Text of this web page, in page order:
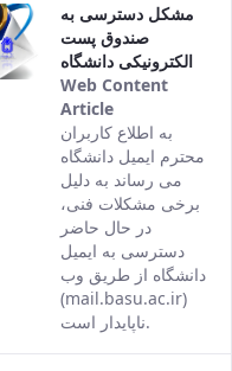
مشکل دسترسی به
صندوق پست
الکترونیکی دانشگاه
Web Content
Article
This result
comes from
the Persian
version of
this content.
به اطلاع کاربران
محترم ایمیل دانشگاه
می رساند به دلیل
برخی مشکلات فنی،
در حال حاضر
دسترسی به ایمیل
دانشگاه از طریق وب
(mail.basu.ac.ir)
ناپایدار است.